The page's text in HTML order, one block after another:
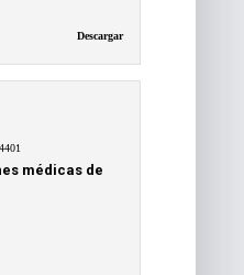
Descargar
médicas de